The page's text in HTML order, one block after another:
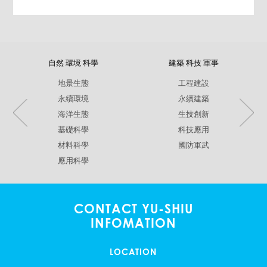
自然 環境 科學
地景生態
永續環境
海洋生態
基礎科學
材料科學
應用科學
建築 科技 軍事
工程建設
永續建築
生技創新
科技應用
國防軍武
CONTACT YU-SHIU
INFOMATION
LOCATION